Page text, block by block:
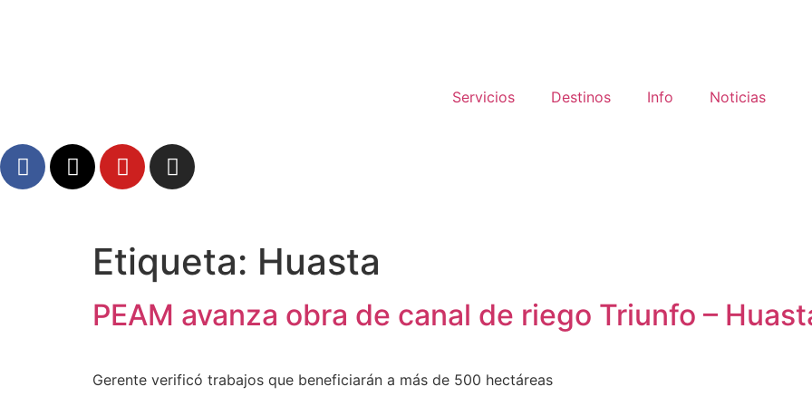
Servicios Destinos Info Noticias
Atractivos
Moyobamba, está lleno de atractivos sorprendentes, ¡Descúbrelos!
Etiqueta: Huasta
PEAM avanza obra de canal de riego Triunfo –
Gerente verificó trabajos que beneficiarán a más de 500 hectáreas